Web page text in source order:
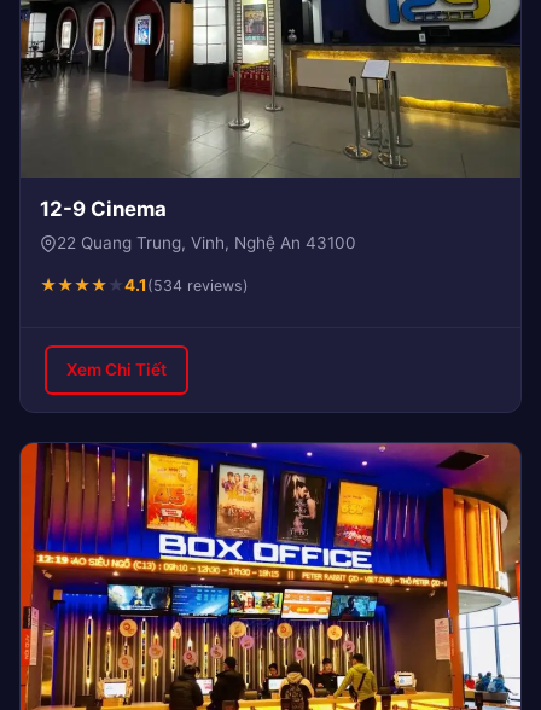
12-9 Cinema
22 Quang Trung, Vinh, Nghệ An 43100
★★★★★4.1 (534 reviews)
Xem Chi Tiết